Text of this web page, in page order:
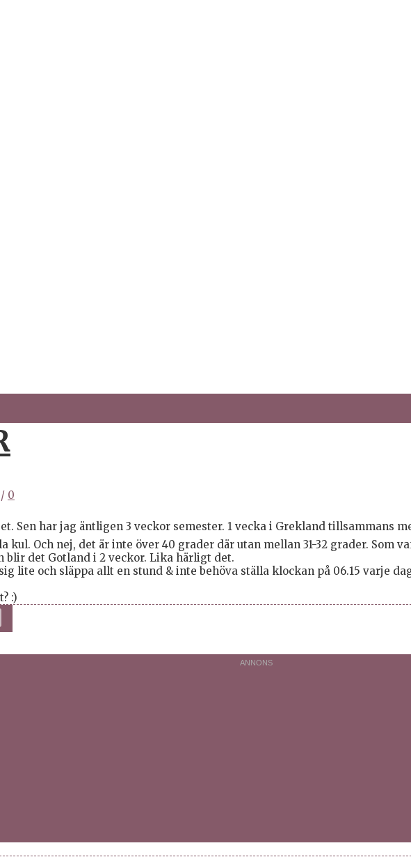
/ 0
Sen har jag äntligen 3 veckor semester. 1 vecka i Grekland tillsammans
Och nej, det är inte över 40 grader där utan mellan 31-32 grader. Som
blir det Gotland i 2 veckor. Lika härligt det.
lite och släppa allt en stund & inte behöva ställa klockan på 06.15 varje
:)